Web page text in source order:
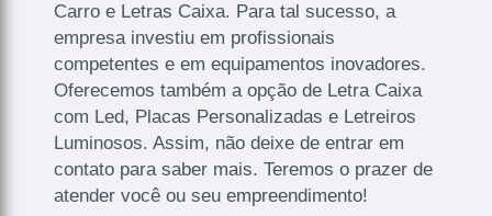
Carro e Letras Caixa. Para tal sucesso, a
empresa investiu em profissionais
competentes e em equipamentos inovadores.
Oferecemos também a opção de Letra Caixa
com Led, Placas Personalizadas e Letreiros
Luminosos. Assim, não deixe de entrar em
contato para saber mais. Teremos o prazer de
atender você ou seu empreendimento!